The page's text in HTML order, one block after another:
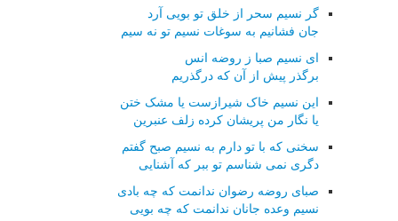
گر نسیم سحر از خلق تو بویی آرد
جان فشانیم به سوغات نسیم تو نه سیم
ای نسیم صبا ز روضه انس
برگذر پیش از آن که درگذریم
این نسیم خاک شیرازست یا مشک ختن
یا نگار من پریشان کرده زلف عنبرین
سخنی که با تو دارم به نسیم صبح گفتم
دگری نمی شناسم تو ببر که آشنایی
صبای روضه رضوان ندانمت که چه بادی
نسیم وعده جانان ندانمت که چه بویی